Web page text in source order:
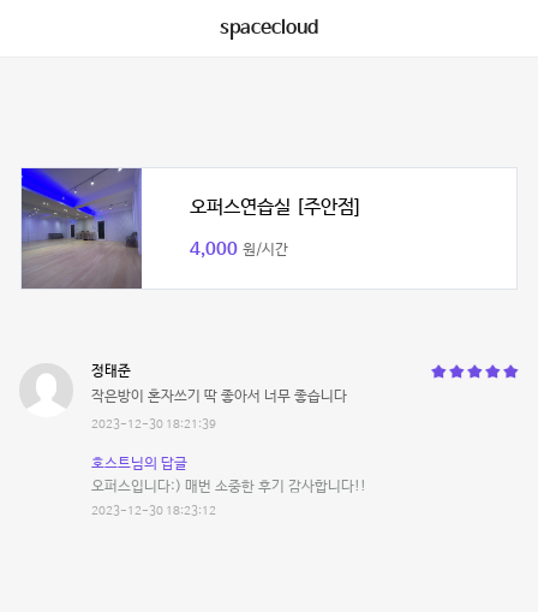
spacecloud
오퍼스연습실 [주안점]
4,000 원/시간
정태준
작은방이 혼자쓰기 딱 좋아서 너무 좋습니다
2023-12-30 18:21:39
호스트님의 답글
오퍼스입니다:) 매번 소중한 후기 감사합니다!!
2023-12-30 18:23:12